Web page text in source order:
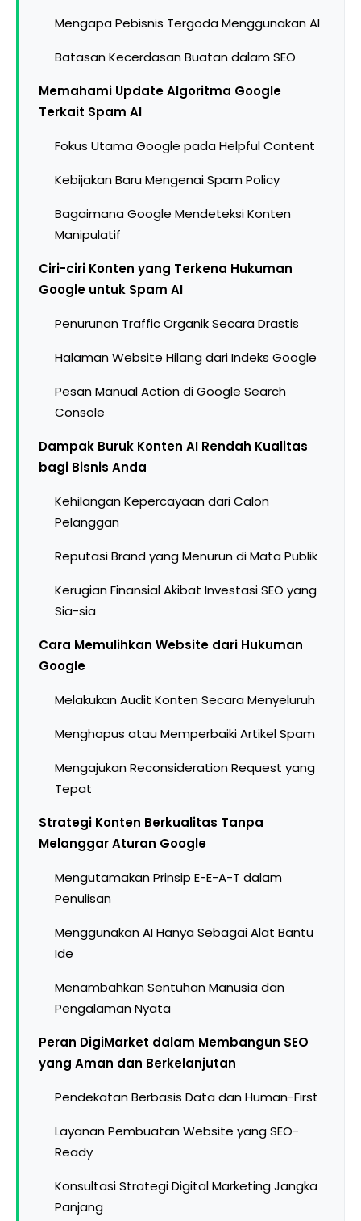
Mengapa Pebisnis Tergoda Menggunakan AI
Batasan Kecerdasan Buatan dalam SEO
Memahami Update Algoritma Google
Terkait Spam AI
Fokus Utama Google pada Helpful Content
Kebijakan Baru Mengenai Spam Policy
Bagaimana Google Mendeteksi Konten
Manipulatif
Ciri-ciri Konten yang Terkena Hukuman
Google untuk Spam AI
Penurunan Traffic Organik Secara Drastis
Halaman Website Hilang dari Indeks Google
Pesan Manual Action di Google Search
Console
Dampak Buruk Konten AI Rendah Kualitas
bagi Bisnis Anda
Kehilangan Kepercayaan dari Calon
Pelanggan
Reputasi Brand yang Menurun di Mata Publik
Kerugian Finansial Akibat Investasi SEO yang
Sia-sia
Cara Memulihkan Website dari Hukuman
Google
Melakukan Audit Konten Secara Menyeluruh
Menghapus atau Memperbaiki Artikel Spam
Mengajukan Reconsideration Request yang
Tepat
Strategi Konten Berkualitas Tanpa
Melanggar Aturan Google
Mengutamakan Prinsip E-E-A-T dalam
Penulisan
Menggunakan AI Hanya Sebagai Alat Bantu
Ide
Menambahkan Sentuhan Manusia dan
Pengalaman Nyata
Peran DigiMarket dalam Membangun SEO
yang Aman dan Berkelanjutan
Pendekatan Berbasis Data dan Human-First
Layanan Pembuatan Website yang SEO-
Ready
Konsultasi Strategi Digital Marketing Jangka
Panjang